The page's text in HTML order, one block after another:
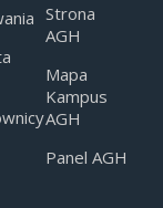
Strona
AGH
Mapa
Kampus
AGH
Panel AGH